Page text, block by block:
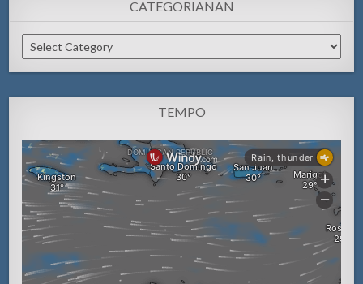
CATEGORIANAN
Categorianan
TEMPO